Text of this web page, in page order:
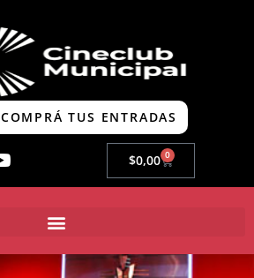
COMPRÁ TUS ENTRADAS
$0,00 0